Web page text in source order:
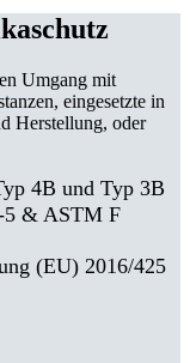
Umgang mit
eingesetzte in
Herstellung, oder
4B und Typ 3B
5 & ASTM F
(EU) 2016/425